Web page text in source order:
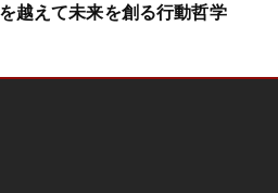
越えて未来を創る行動哲学